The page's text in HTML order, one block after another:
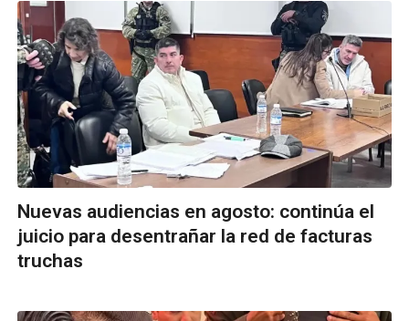
Nuevas audiencias en agosto: continúa el
juicio para desentrañar la red de facturas
truchas